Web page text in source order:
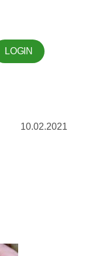
LOGIN
10.02.2021